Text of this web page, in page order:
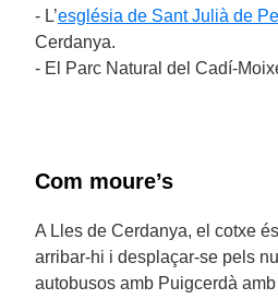
- L’església de Sant Julià de
Cerdanya.
- El Parc Natural del Cadí-
Com moure’s
A Lles de Cerdanya, el cotxe
arribar-hi i desplaçar-se pels
autobusos amb Puigcerdà